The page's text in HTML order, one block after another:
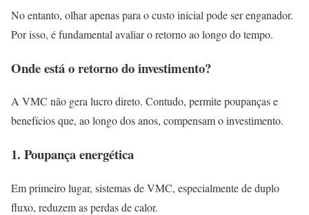
No entanto, olhar apenas para o custo inicial pode ser enganador.
Por isso, é fundamental avaliar o retorno ao longo do tempo.
Onde está o retorno do investimento?
A VMC não gera lucro direto. Contudo, permite poupanças e
benefícios que, ao longo dos anos, compensam o investimento.
1. Poupança energética
Em primeiro lugar, sistemas de VMC, especialmente de duplo
fluxo, reduzem as perdas de calor.